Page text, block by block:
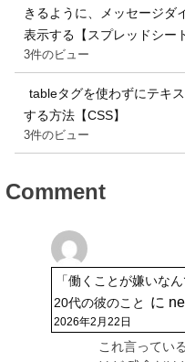
きるように、メッセージダ
表示する【スプレッドシー
3件のビュー
tableタグを使わずにテキ
する方法【CSS】
3件のビュー
Comment
「働くことが嫌いな
20代の彼のこと
に
2026年2月22日
これ言ってい